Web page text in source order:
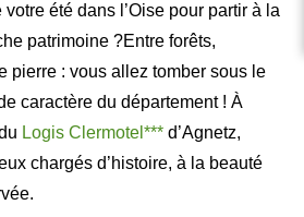
été dans l’Oise pour partir à la
patrimoine ?Entre forêts,
pierre : vous allez tomber sous le
caractère du département ! À
Logis Clermotel*** d’Agnetz,
chargés d’histoire, à la beauté